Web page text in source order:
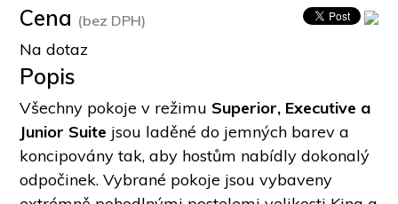
Cena (bez DPH)
Na dotaz
Popis
Všechny pokoje v režimu Superior, Executive a
Junior Suite jsou laděné do jemných barev a
koncipovány tak, aby hostům nabídly dokonalý
odpočinek. Vybrané pokoje jsou vybaveny